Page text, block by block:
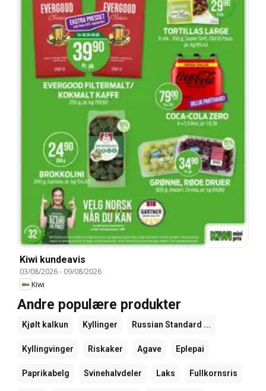
Kiwi kundeavis
03/08/2026- 09/08/2026
Kiwi
Andre populære produkter
Kjølt kalkun Kyllinger Russian Standard ...
Kyllingvinger Riskaker Agave Eplepai
Paprikabelg Svinehalvdeler Laks Fullkornsris